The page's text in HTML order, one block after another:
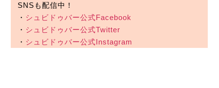
SNSも配信中！
・ シュビドゥバー公式Facebook
・ シュビドゥバー公式Twitter
・ シュビドゥバー公式Instagram